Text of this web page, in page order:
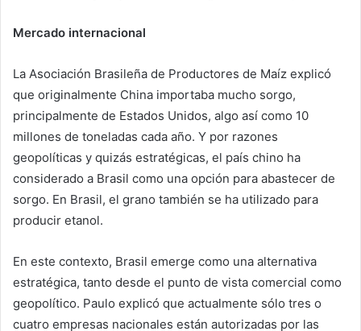
Mercado internacional
La Asociación Brasileña de Productores de Maíz explicó
que originalmente China importaba mucho sorgo,
principalmente de Estados Unidos, algo así como 10
millones de toneladas cada año. Y por razones
geopolíticas y quizás estratégicas, el país chino ha
considerado a Brasil como una opción para abastecer de
sorgo. En Brasil, el grano también se ha utilizado para
producir etanol.
En este contexto, Brasil emerge como una alternativa
estratégica, tanto desde el punto de vista comercial como
geopolítico. Paulo explicó que actualmente sólo tres o
cuatro empresas nacionales están autorizadas por las